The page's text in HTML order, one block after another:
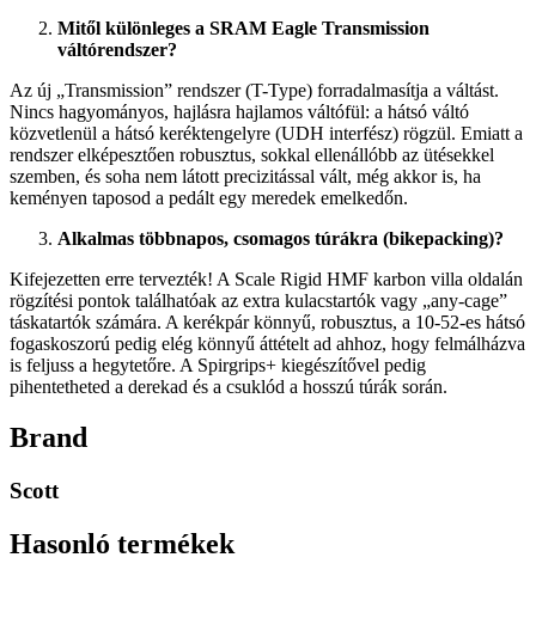
Mitől különleges a SRAM Eagle Transmission
váltórendszer?
Az új „Transmission” rendszer (T-Type) forradalmasítja a váltást.
Nincs hagyományos, hajlásra hajlamos váltófül: a hátsó váltó
közvetlenül a hátsó keréktengelyre (UDH interfész) rögzül. Emiatt a
rendszer elképesztően robusztus, sokkal ellenállóbb az ütésekkel
szemben, és soha nem látott precizitással vált, még akkor is, ha
keményen taposod a pedált egy meredek emelkedőn.
Alkalmas többnapos, csomagos túrákra (bikepacking)?
Kifejezetten erre tervezték! A Scale Rigid HMF karbon villa oldalán
rögzítési pontok találhatóak az extra kulacstartók vagy „any-cage”
táskatartók számára. A kerékpár könnyű, robusztus, a 10-52-es hátsó
fogaskoszorú pedig elég könnyű áttételt ad ahhoz, hogy felmálházva
is feljuss a hegytetőre. A Spirgrips+ kiegészítővel pedig
pihentetheted a derekad és a csuklód a hosszú túrák során.
Brand
Scott
Hasonló termékek